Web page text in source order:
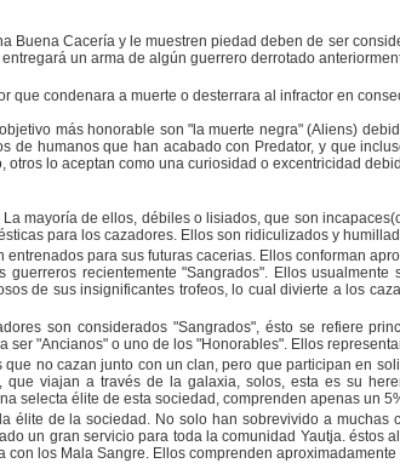
Buena Cacería y le muestren piedad deben de ser
un arma de algún guerrero derrotado
que condenara a muerte o desterrara al infractor en
más honorable son "la muerte negra" (Aliens)
de humanos que han acabado con Predator, y que
otros lo aceptan como una curiosidad o excentricidad
mayoría de ellos, débiles o lisiados, que son
para los cazadores. Ellos son ridiculizados y
entrenados para sus futuras cacerias. Ellos conforman
guerreros recientemente "Sangrados". Ellos
de sus insignificantes trofeos, lo cual divierte a los
son considerados "Sangrados", ésto se refiere
ser "Ancianos" o uno de los "Honorables". Ellos
no cazan junto con un clan, pero que participan en
que viajan a través de la galaxia, solos, esta es su
selecta élite de esta sociedad, comprenden apenas un
élite de la sociedad. No solo han sobrevivido a
un gran servicio para toda la comunidad Yautja.
los Mala Sangre. Ellos comprenden